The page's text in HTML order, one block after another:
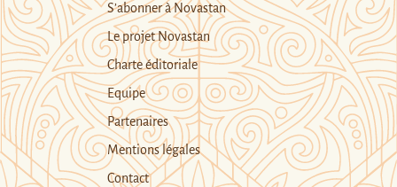
S’abonner à Novastan
Le projet Novastan
Charte éditoriale
Equipe
Partenaires
Mentions légales
Contact